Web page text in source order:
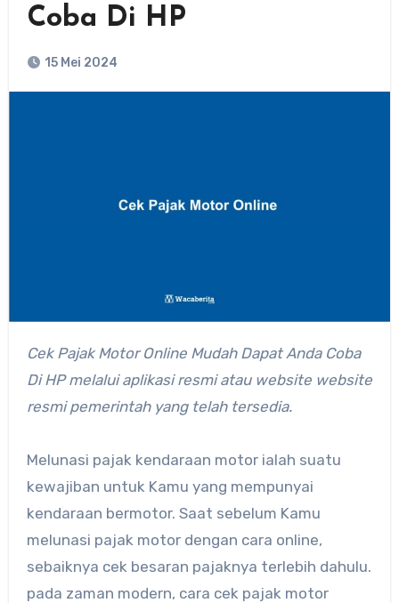
Coba Di HP
15 Mei 2024
Cek Pajak Motor Online Mudah Dapat Anda Coba
Di HP melalui aplikasi resmi atau website website
resmi pemerintah yang telah tersedia.
Melunasi pajak kendaraan motor ialah suatu
kewajiban untuk Kamu yang mempunyai
kendaraan bermotor. Saat sebelum Kamu
melunasi pajak motor dengan cara online,
sebaiknya cek besaran pajaknya terlebih dahulu.
pada zaman modern, cara cek pajak motor